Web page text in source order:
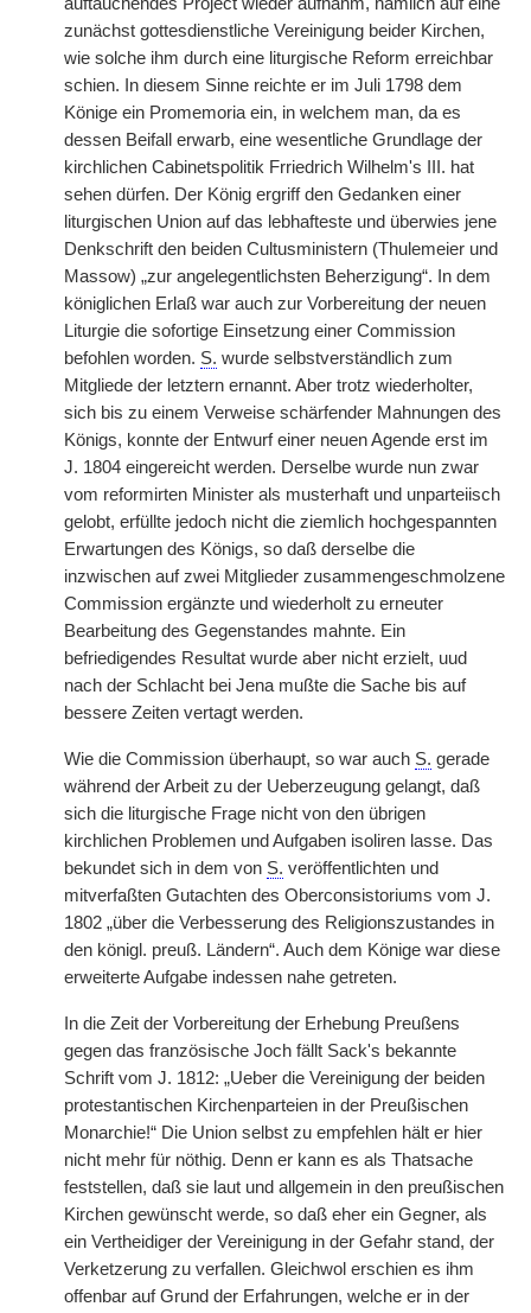
zunächst gottesdienstliche Vereinigung beider Kirchen,
wie solche ihm durch eine liturgische Reform erreichbar
schien. In diesem Sinne reichte er im Juli 1798 dem
Könige ein Promemoria ein, in welchem man, da es
dessen Beifall erwarb, eine wesentliche Grundlage der
kirchlichen Cabinetspolitik Frriedrich Wilhelm's III. hat
sehen dürfen. Der König ergriff den Gedanken einer
liturgischen Union auf das lebhafteste und überwies jene
Denkschrift den beiden Cultusministern (Thulemeier und
Massow) „zur angelegentlichsten Beherzigung“. In dem
königlichen Erlaß war auch zur Vorbereitung der neuen
Liturgie die sofortige Einsetzung einer Commission
befohlen worden. S. wurde selbstverständlich zum
Mitgliede der letztern ernannt. Aber trotz wiederholter,
sich bis zu einem Verweise schärfender Mahnungen des
Königs, konnte der Entwurf einer neuen Agende erst im
J. 1804 eingereicht werden. Derselbe wurde nun zwar
vom reformirten Minister als musterhaft und unparteiisch
gelobt, erfüllte jedoch nicht die ziemlich hochgespannten
Erwartungen des Königs, so daß derselbe die
inzwischen auf zwei Mitglieder zusammengeschmolzene
Commission ergänzte und wiederholt zu erneuter
Bearbeitung des Gegenstandes mahnte. Ein
befriedigendes Resultat wurde aber nicht erzielt, uud
nach der Schlacht bei Jena mußte die Sache bis auf
bessere Zeiten vertagt werden.
Wie die Commission überhaupt, so war auch S. gerade
während der Arbeit zu der Ueberzeugung gelangt, daß
sich die liturgische Frage nicht von den übrigen
kirchlichen Problemen und Aufgaben isoliren lasse. Das
bekundet sich in dem von S. veröffentlichten und
mitverfaßten Gutachten des Oberconsistoriums vom J.
1802 „über die Verbesserung des Religionszustandes in
den königl. preuß. Ländern“. Auch dem Könige war diese
erweiterte Aufgabe indessen nahe getreten.
In die Zeit der Vorbereitung der Erhebung Preußens
gegen das französische Joch fällt Sack's bekannte
Schrift vom J. 1812: „Ueber die Vereinigung der beiden
protestantischen Kirchenparteien in der Preußischen
Monarchie!“ Die Union selbst zu empfehlen hält er hier
nicht mehr für nöthig. Denn er kann es als Thatsache
feststellen, daß sie laut und allgemein in den preußischen
Kirchen gewünscht werde, so daß eher ein Gegner, als
ein Vertheidiger der Vereinigung in der Gefahr stand, der
Verketzerung zu verfallen. Gleichwol erschien es ihm
offenbar auf Grund der Erfahrungen, welche er in der